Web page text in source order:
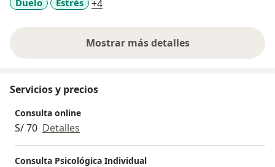
psicoterapia tradicional.
Duelo
Estrés +4a11y_sr_more_diseases
Mostrar más detalles
sobre la experiencia
Servicios y precios
Consulta online
S/ 70 Detalles
Consulta Psicológica Individual